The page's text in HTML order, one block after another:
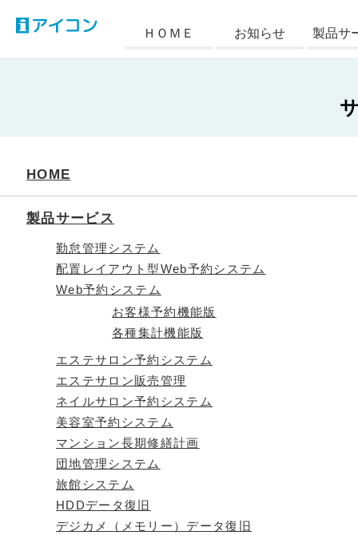
アイコン ＨＯＭＥ お知らせ 製品サ
HOME
製品サービス
勤怠管理システム
配置レイアウト型Web予約システム
Web予約システム
お客様予約機能版
各種集計機能版
エステサロン予約システム
エステサロン販売管理
ネイルサロン予約システム
美容室予約システム
マンション長期修繕計画
団地管理システム
旅館システム
HDDデータ復旧
デジカメ（メモリー）データ復旧